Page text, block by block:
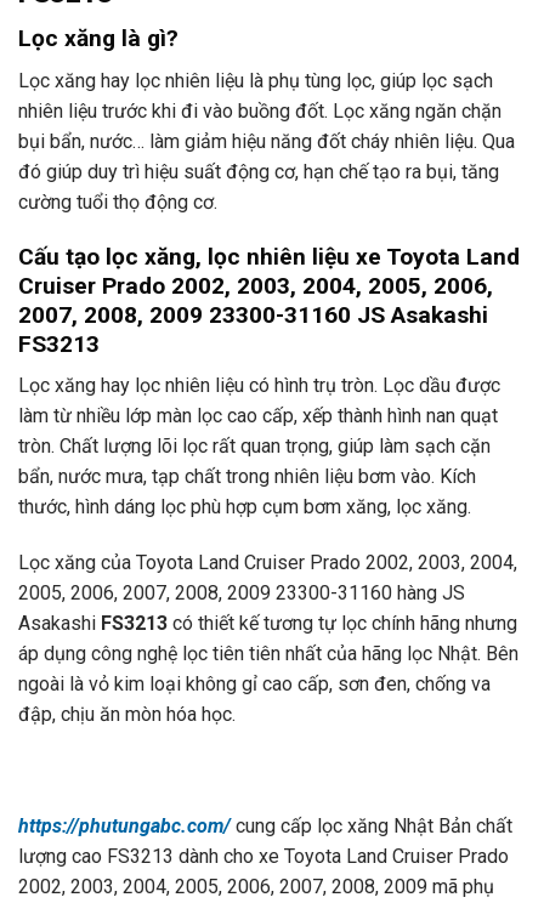
Lọc xăng là gì?
Lọc xăng hay lọc nhiên liệu là phụ tùng lọc, giúp lọc sạch
nhiên liệu trước khi đi vào buồng đốt. Lọc xăng ngăn chặn
bụi bẩn, nước… làm giảm hiệu năng đốt cháy nhiên liệu. Qua
đó giúp duy trì hiệu suất động cơ, hạn chế tạo ra bụi, tăng
cường tuổi thọ động cơ.
Cấu tạo lọc xăng, lọc nhiên liệu xe Toyota Land
Cruiser Prado 2002, 2003, 2004, 2005, 2006,
2007, 2008, 2009 23300-31160 JS Asakashi
FS3213
Lọc xăng hay lọc nhiên liệu có hình trụ tròn. Lọc dầu được
làm từ nhiều lớp màn lọc cao cấp, xếp thành hình nan quạt
tròn. Chất lượng lõi lọc rất quan trọng, giúp làm sạch cặn
bẩn, nước mưa, tạp chất trong nhiên liệu bơm vào. Kích
thước, hình dáng lọc phù hợp cụm bơm xăng, lọc xăng.
Lọc xăng của Toyota Land Cruiser Prado 2002, 2003, 2004,
2005, 2006, 2007, 2008, 2009 23300-31160 hàng JS
Asakashi FS3213 có thiết kế tương tự lọc chính hãng nhưng
áp dụng công nghệ lọc tiên tiên nhất của hãng lọc Nhật. Bên
ngoài là vỏ kim loại không gỉ cao cấp, sơn đen, chống va
đập, chịu ăn mòn hóa học.
https://phutungabc.com/cung cấp lọc xăng Nhật Bản chất
lượng cao FS3213 dành cho xe Toyota Land Cruiser Prado
2002, 2003, 2004, 2005, 2006, 2007, 2008, 2009 mã phụ